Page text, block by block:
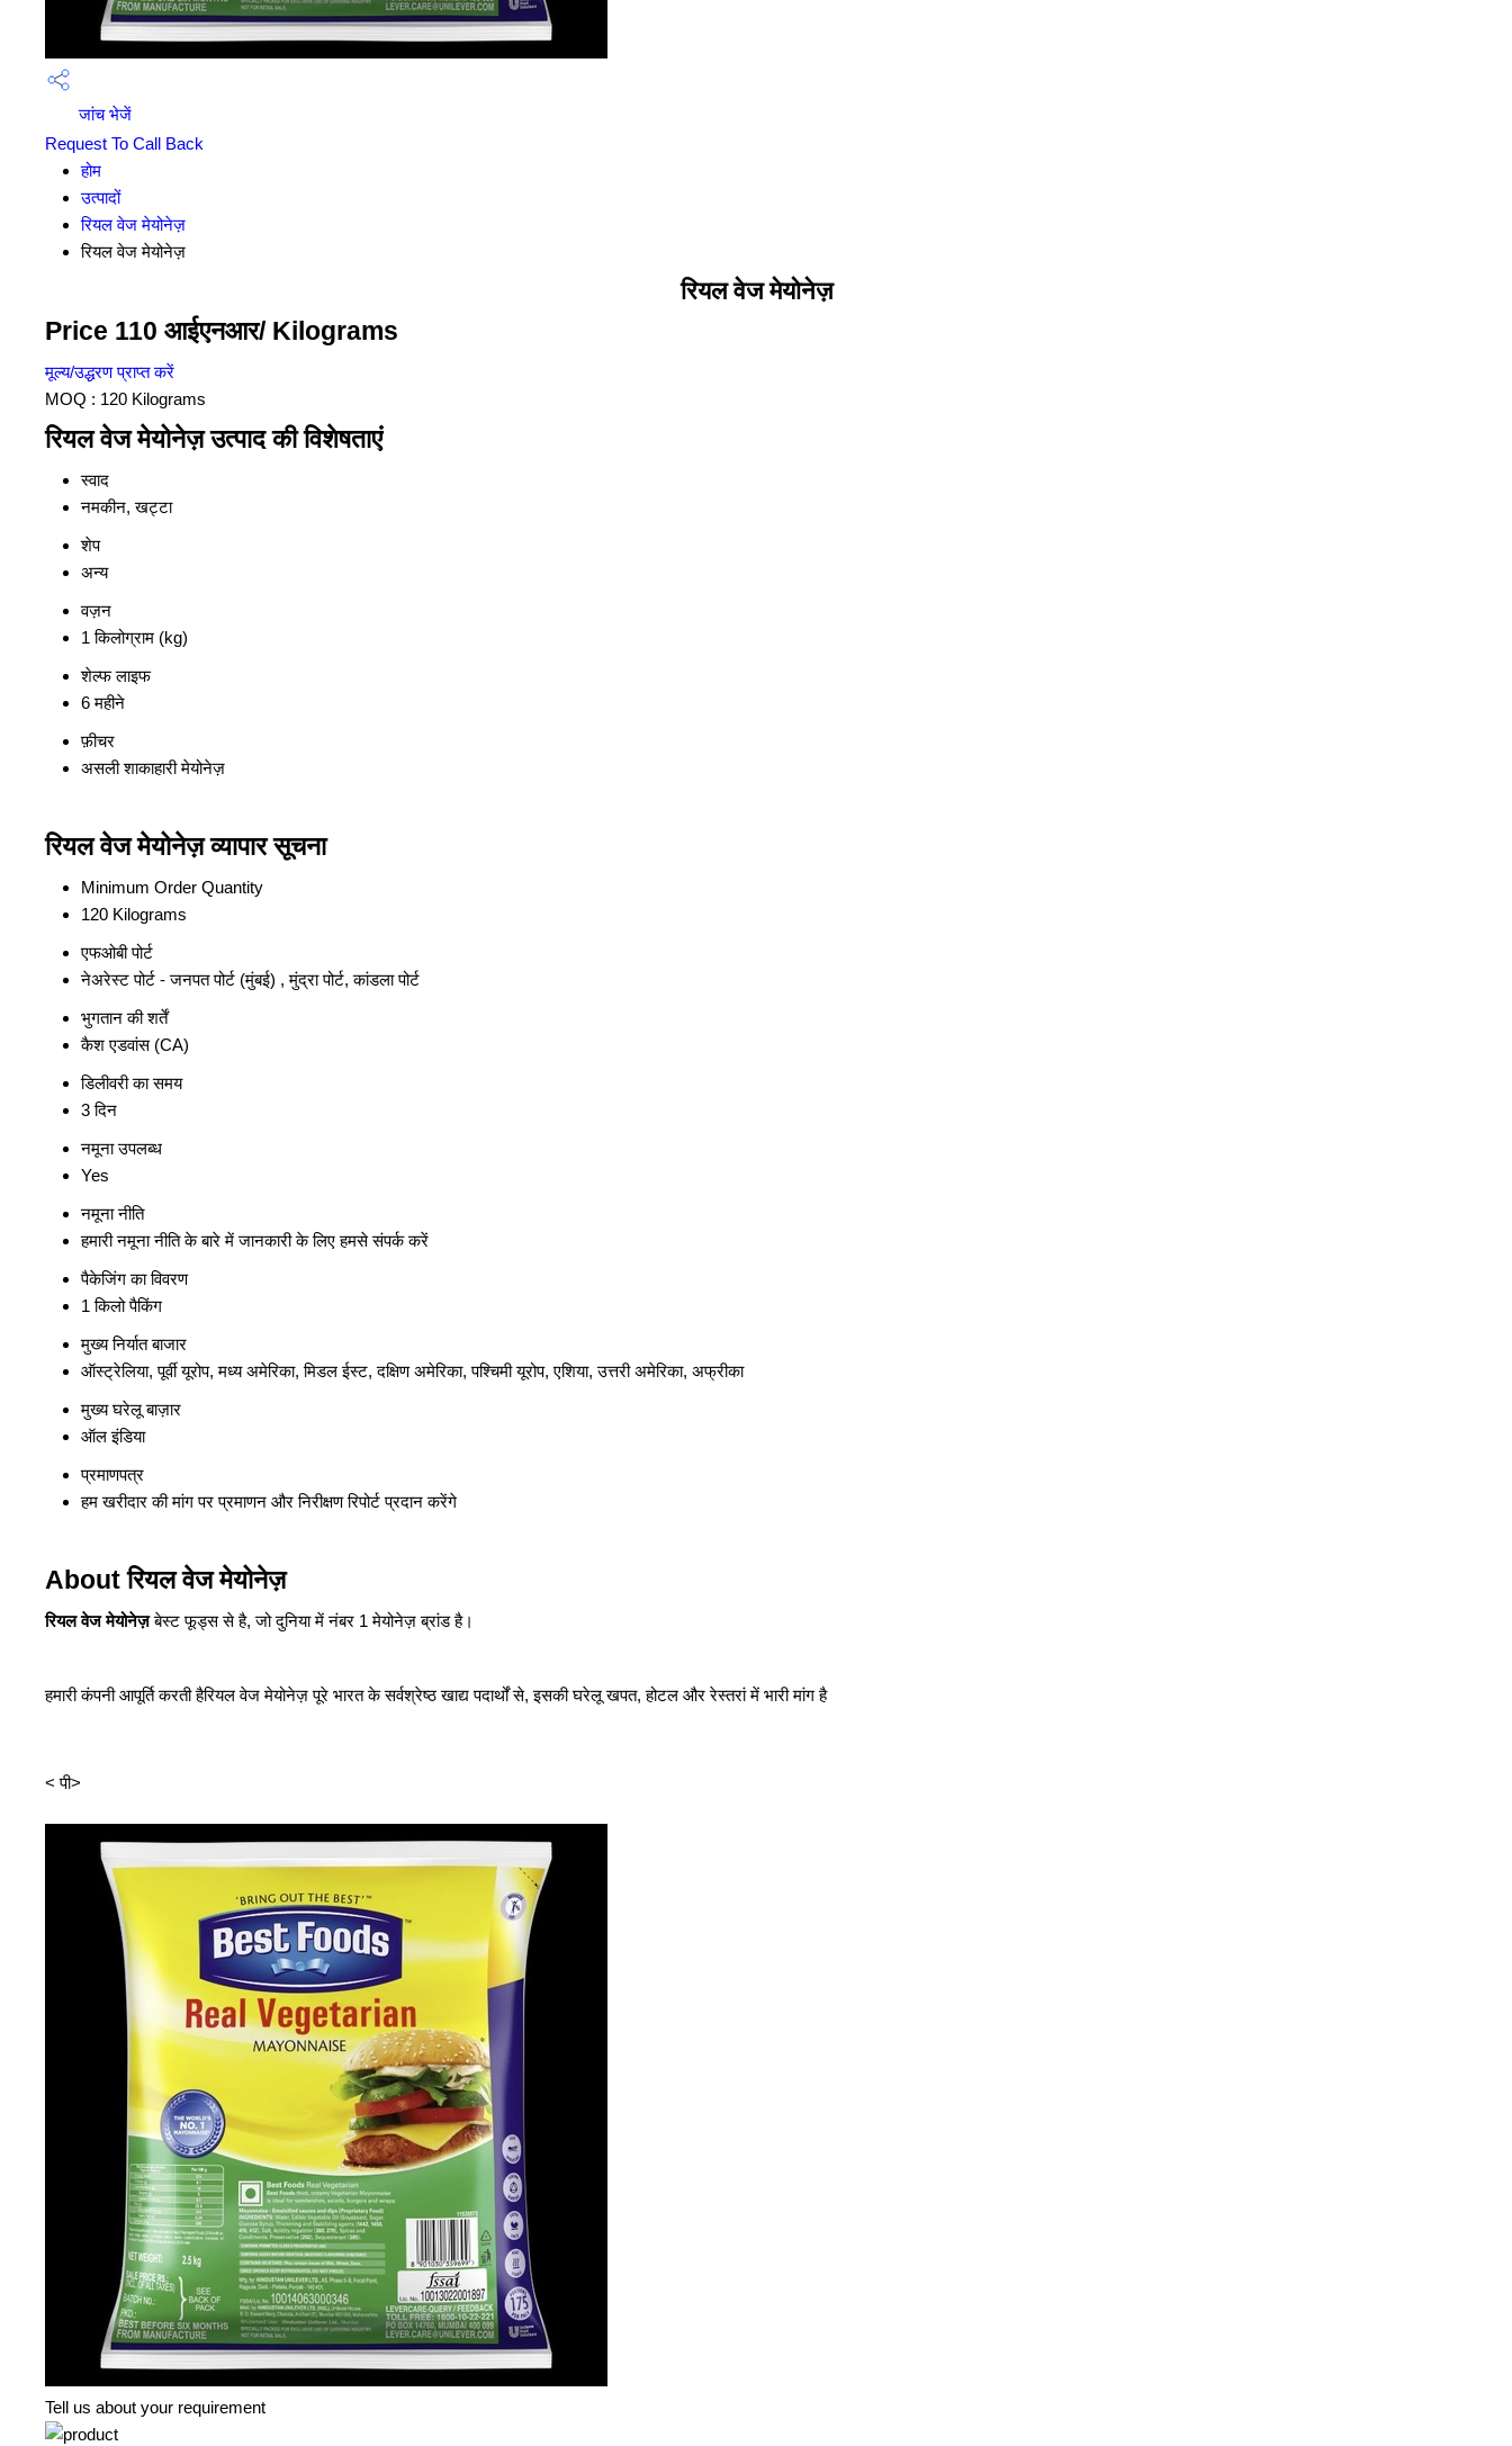
जांच भेजें
Request To Call Back
होम
उत्पादों
रियल वेज मेयोनेज़
रियल वेज मेयोनेज़
रियल वेज मेयोनेज़
Price 110 आईएनआर/ Kilograms
मूल्य/उद्धरण प्राप्त करें
MOQ : 120 Kilograms
रियल वेज मेयोनेज़ उत्पाद की विशेषताएं
स्वाद
नमकीन, खट्टा
शेप
अन्य
वज़न
1 किलोग्राम (kg)
शेल्फ लाइफ
6 महीने
फ़ीचर
असली शाकाहारी मेयोनेज़
रियल वेज मेयोनेज़ व्यापार सूचना
Minimum Order Quantity
120 Kilograms
एफओबी पोर्ट
नेअरेस्ट पोर्ट - जनपत पोर्ट (मुंबई) , मुंद्रा पोर्ट, कांडला पोर्ट
भुगतान की शर्तें
कैश एडवांस (CA)
डिलीवरी का समय
3 दिन
नमूना उपलब्ध
Yes
नमूना नीति
हमारी नमूना नीति के बारे में जानकारी के लिए हमसे संपर्क करें
पैकेजिंग का विवरण
1 किलो पैकिंग
मुख्य निर्यात बाजार
ऑस्ट्रेलिया, पूर्वी यूरोप, मध्य अमेरिका, मिडल ईस्ट, दक्षिण अमेरिका, पश्चिमी यूरोप, एशिया, उत्तरी अमेरिका, अफ्रीका
मुख्य घरेलू बाज़ार
ऑल इंडिया
प्रमाणपत्र
हम खरीदार की मांग पर प्रमाणन और निरीक्षण रिपोर्ट प्रदान करेंगे
About रियल वेज मेयोनेज़
रियल वेज मेयोनेज़बेस्ट फूड्स से है, जो दुनिया में नंबर 1 मेयोनेज़ ब्रांड है।
हमारी कंपनी आपूर्ति करती हैरियल वेज मेयोनेज़पूरे भारत के सर्वश्रेष्ठ खाद्य पदार्थों से, इसकी घरेलू खपत, होटल और रेस्तरां में भारी मांग है
< पी>
Tell us about your requirement